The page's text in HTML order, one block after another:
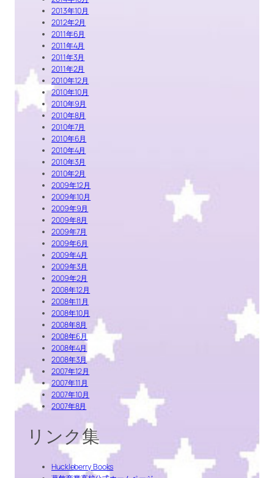
2013年10月
2012年2月
2011年6月
2011年4月
2011年3月
2011年2月
2010年12月
2010年10月
2010年9月
2010年8月
2010年7月
2010年6月
2010年4月
2010年3月
2010年2月
2009年12月
2009年10月
2009年9月
2009年8月
2009年7月
2009年6月
2009年4月
2009年3月
2009年2月
2008年12月
2008年11月
2008年10月
2008年8月
2008年6月
2008年4月
2008年3月
2007年12月
2007年11月
2007年10月
2007年8月
リンク集
Huckleberry Books